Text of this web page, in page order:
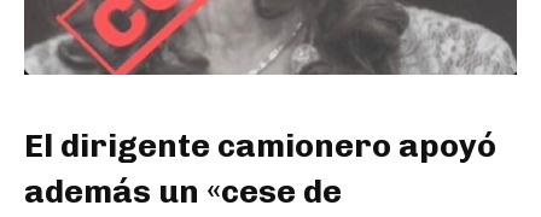
El dirigente camionero apoyó
además un «cese de